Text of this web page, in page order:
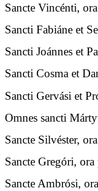
Sancte Vincénti,
Sancti Fabiáne et
Sancti Joánnes et
Sancti Cosma et
Sancti Gervási et
Omnes sancti
Sancte Silvéster,
Sancte Gregóri,
Sancte Ambrósi,